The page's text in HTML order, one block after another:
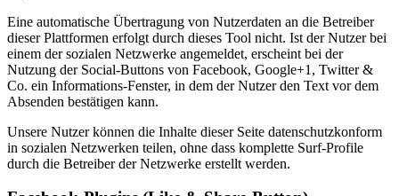
Eine automatische Übertragung von Nutzerdaten an die Betreiber
dieser Plattformen erfolgt durch dieses Tool nicht. Ist der Nutzer bei
einem der sozialen Netzwerke angemeldet, erscheint bei der
Nutzung der Social-Buttons von Facebook, Google+1, Twitter &
Co. ein Informations-Fenster, in dem der Nutzer den Text vor dem
Absenden bestätigen kann.
Unsere Nutzer können die Inhalte dieser Seite datenschutzkonform
in sozialen Netzwerken teilen, ohne dass komplette Surf-Profile
durch die Betreiber der Netzwerke erstellt werden.